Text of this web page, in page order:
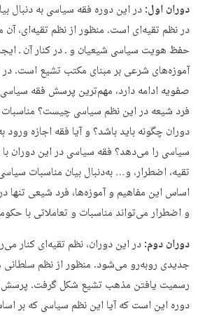
دوران اول:در این دوره فقه سیاسی به دنبال
در نظم تقیه‌ای است. منظور از نظم تقیه‌ای،
حفظ هویت سیاسی شیعیان و ـ در کنار آن ـ
آموزه‌های شرعی بر مبنای مکتب تشیع است.
صفویه ادامه دارد، مهم‌ترین پرسش‌ فقه
فرد شیعه در این نظم سیاسی چیست؟
دوران چگونه باید باشد؟ و آیا فقه اجازه
سیاسی را می‌دهد؟ فقه سیاسی در این دوران
تقیه، اضطرار، و… به‌دنبال بیان مناسبات
اساس این مفاهیم و آموزه‌ها، فرد شیعی تنها
و اضطرار می‌تواند مناسبات و تعاملاتی با
دوران دوم:در این دوران، نظم تقیه‌ای کنار
جدیدی روبه‌رو می‌شود. منظور از نظم سلطانی
رسمیت یافتن مذهب تشیع شکل گرفت. پرسش
دوره این است که آیا این نظم سیاسی که بر